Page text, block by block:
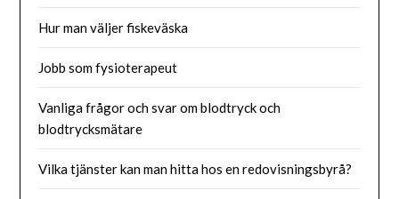
Hur man väljer fiskeväska
Jobb som fysioterapeut
Vanliga frågor och svar om blodtryck och
blodtrycksmätare
Vilka tjänster kan man hitta hos en redovisningsbyrå?